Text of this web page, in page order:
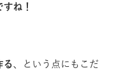
ね！
る
、という点にもこだ